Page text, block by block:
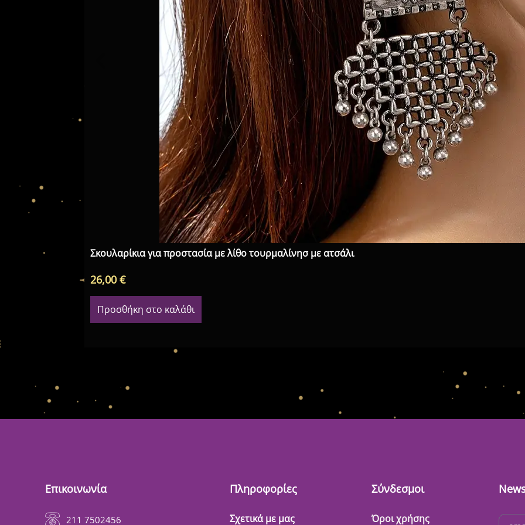
Σκουλαρίκια για προστασία με λίθο τουρμαλίνησ με ατσάλι
26,00€
Προσθήκη στο καλάθι
Επικοινωνία
211 7502456
Πληροφορίες
Σχετικά με μας
Σύνδεσμοι
Όροι χρήσης